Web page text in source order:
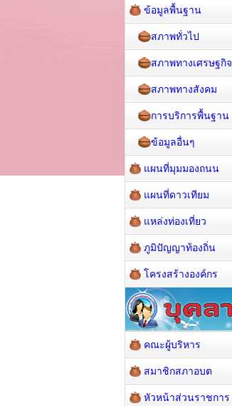
ข้อมูลพื้นฐาน
สภาพทั่วไป
สภาพทางเศรษฐกิจ
สภาพทางสังคม
การบริการพื้นฐาน
ข้อมูลอื่นๆ
แผนที่มุมมองถนน
แผนที่ดาวเทียม
แหล่งท่องเที่ยว
ภูมิปัญญาท้องถิ่น
โครงสร้างองค์กร
คณะผู้บริหาร
สมาชิกสภาอบต
หัวหน้าส่วนราชการ